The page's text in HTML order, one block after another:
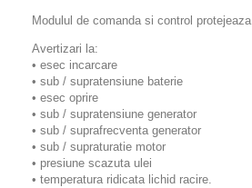
Modulul de comanda si control
Avertizari la:
• esec incarcare
• sub / supratensiune baterie
• esec oprire
• sub / supratensiune generator
• sub / suprafrecventa generator
• sub / supraturatie motor
• presiune scazuta ulei
• temperatura ridicata lichid racire.